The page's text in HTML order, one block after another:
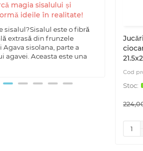
magia sisalului și
ideile în realitate!
sisalul?Sisalul este o fibră
extrasă din frunzele
Agava sisolana, parte a
agavei. Aceasta este una
de
unui